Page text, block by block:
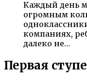
Каждый день
огромным
компаниях,
далеко не…
Первая